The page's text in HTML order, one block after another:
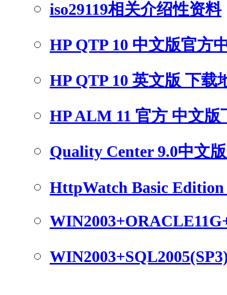
iso29119相关介绍性资料
HP QTP 10 中文版官方
HP QTP 10 英文版 下载
HP ALM 11 官方 中文版
Quality Center 9.0中文
HttpWatch Basic Edition